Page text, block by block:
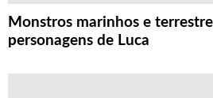
Monstros marinhos e
personagens de Luca